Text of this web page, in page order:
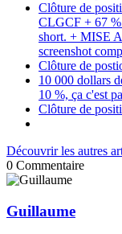
Clôture de
CLGCF + 67 %
short. + MISE
screenshot
Clôture de
10 000 dollars
10 %, ça c'est
Clôture de
Découvrir les autres
0 Commentaire
Guillaume